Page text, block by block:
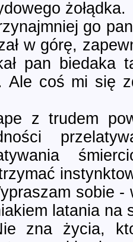
żołądka.
go
w górę,
pan biedaka
Ale coś mi się
z trudem
sobie -
latania na
zna życia,